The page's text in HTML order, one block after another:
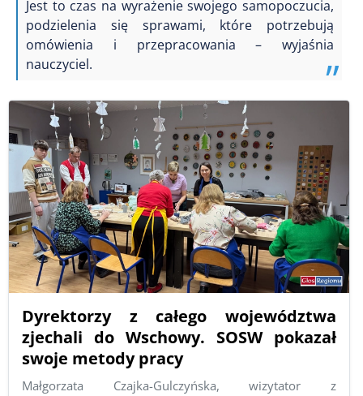
Jest to czas na wyrażenie swojego samopoczucia,
podzielenia się sprawami, które potrzebują
omówienia i przepracowania – wyjaśnia
nauczyciel.
Dyrektorzy z całego województwa
zjechali do Wschowy. SOSW pokazał
swoje metody pracy
Małgorzata Czajka-Gulczyńska, wizytator z